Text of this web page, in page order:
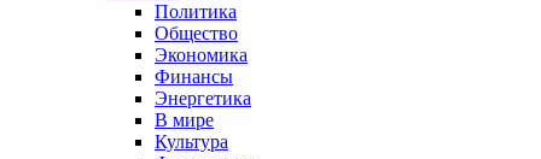
Политика
Общество
Экономика
Финансы
Энергетика
В мире
Культура